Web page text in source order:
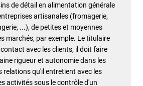
de détail en alimentation générale
artisanales (fromagerie,
...), de petites et moyennes
marchés, par exemple. Le titulaire
contact avec les clients, il doit faire
rigueur et autonomie dans les
relations qu'il entretient avec les
activités sous le contrôle d'un